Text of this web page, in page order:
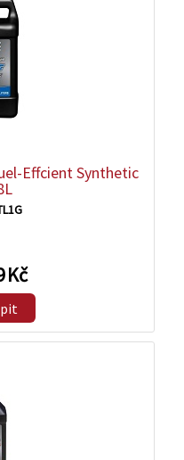
Effcient Synthetic
Kč